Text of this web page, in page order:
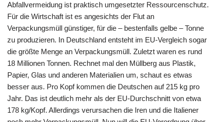
Abfallvermeidung ist praktisch umgesetzter Ressourcenschutz.
Für die Wirtschaft ist es angesichts der Flut an
Verpackungsmüll günstiger, für die – bestenfalls gelbe – Tonne
zu produzieren. In Deutsch­land entsteht im EU-Vergleich sogar
die größte Menge an Verpackungs­müll. Zuletzt waren es rund
18 Millionen Tonnen. Rechnet mal den Müllberg aus Plastik,
Papier, Glas und anderen Materialien um, schaut es etwas
besser aus. Pro Kopf kommen die Deutschen auf 215 kg pro
Jahr. Das ist deutlich mehr als der EU-Durchschnitt von etwa
178 kg/Kopf. Allerdings verursachen die Iren und die Italiener